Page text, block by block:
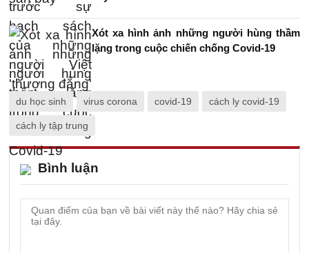
Xót xa hình ảnh những người hùng thầm
lặng trong cuộc chiến chống Covid-19
du học sinh virus corona covid-19 cách ly covid-19
cách ly tập trung
Bình luận